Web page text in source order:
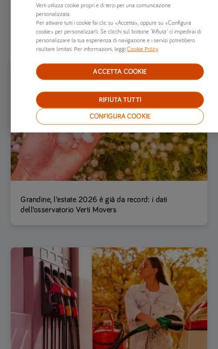
#VERTIBLOG
Grandine, l’estate 2026 è già da record: i dati
dell’osservatorio Verti Movers
Verti utilizza cookie propri e di terzi per una comunicazione
personalizzata.
Per attivare tutti i cookie fai clic su «Accetta», oppure su «Configura
cookie» per personalizzarli. Se clicchi sul bottone "Rifiuta" ci impedirai di
personalizzare la tua esperienza di navigazione e i servizi potrebbero
risultare limitati. Per informazioni, leggi Cookie Policy.
CONFIGURA COOKIE
RIFIUTA TUTTI
ACCETTA COOKIE